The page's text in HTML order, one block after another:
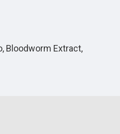
Bloodworm Extract,